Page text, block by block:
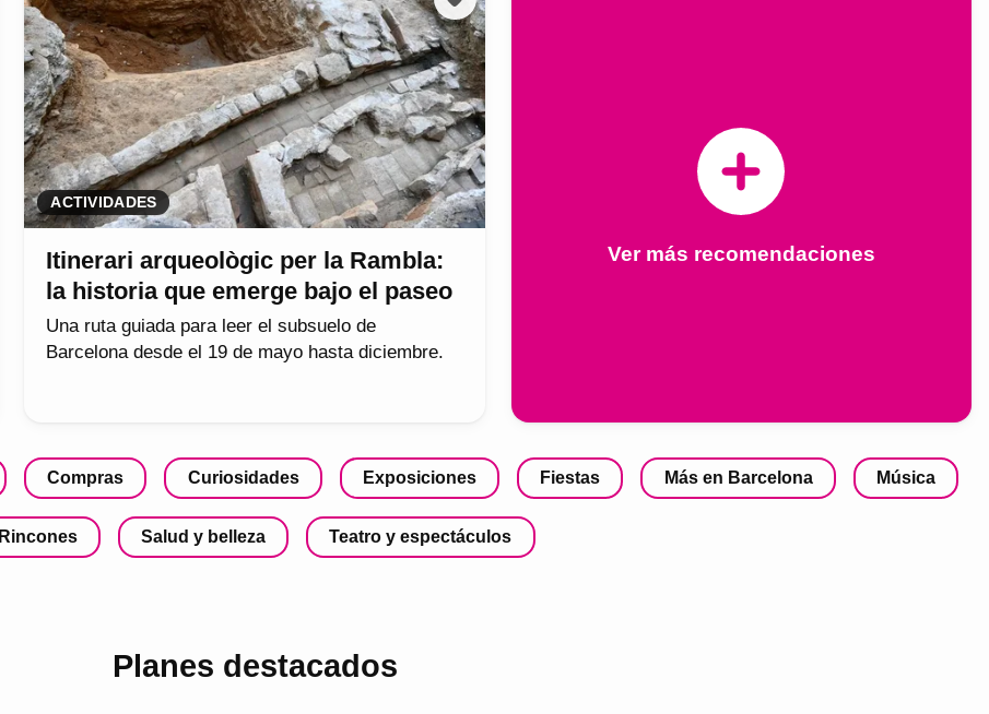
ACTIVIDADES
Itinerari arqueològic per la Rambla:
la historia que emerge bajo el paseo
Una ruta guiada para leer el subsuelo de
Barcelona desde el 19 de mayo hasta diciembre.
Ver más recomendaciones
Compras Curiosidades Exposiciones Fiestas Más en Barcelona Música
Rincones Salud y belleza Teatro y espectáculos
Planes destacados